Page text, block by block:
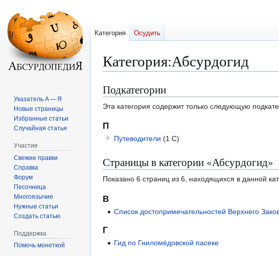
Категория:Абсурдогид
Перейти
к
навигации
Перейти
к
поиску
Подкатегории
Эта категория содержит только следующую
П
Путеводители (1 С)
Страницы в категории «Абсурдогид»
Показано 6 страниц из 6, находящихся в данной
В
Список достопримечательностей Верхнего
Г
Гид по Гниломёдовской пасеке
Категория Осудить
Указатель А — Я
Новые страницы
Избранные статьи
Случайная статья
Участие
Свежие правки
Справка
Форум
Песочница
Многоязычие
Нужные статьи
Создать статью
Поддержка
Помочь монеткой